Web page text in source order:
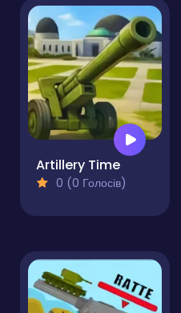
Artillery Time
0 (0 Голосів)